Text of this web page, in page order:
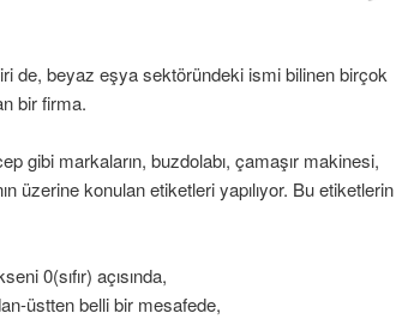
de, beyaz eşya sektöründeki ismi bilinen birçok
bir firma.
gibi markaların, buzdolabı, çamaşır makinesi,
üzerine konulan etiketleri yapılıyor. Bu etiketlerin
0(sıfır) açısında,
üstten belli bir mesafede,